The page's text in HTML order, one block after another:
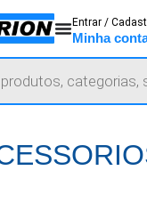
Entrar /
Minha